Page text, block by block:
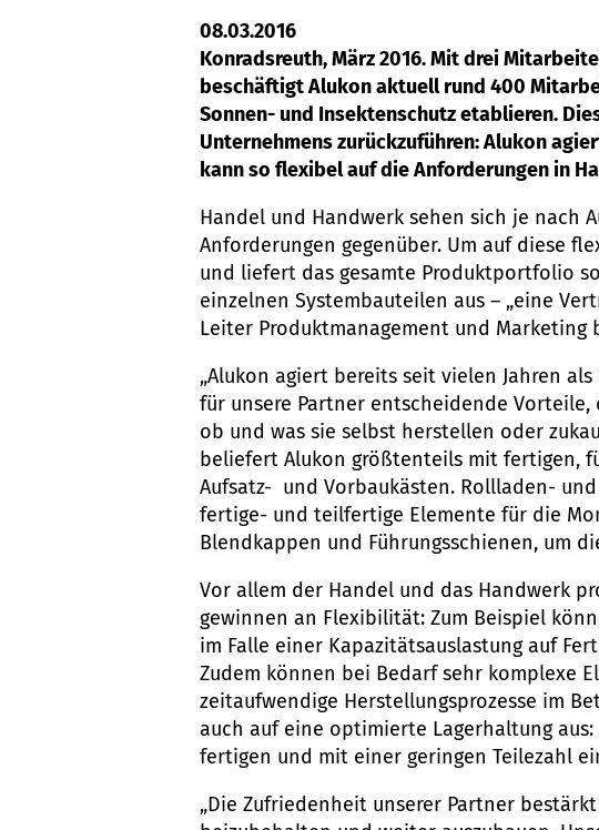
08.03.2016
Konradsreuth, März 2016. Mit drei
beschäftigt Alukon aktuell rund 400
Sonnen- und Insektenschutz etablieren.
Unternehmens zurückzuführen: Alukon
kann so flexibel auf die Anforderungen in
Handel und Handwerk sehen sich je nach
Anforderungen gegenüber. Um auf diese
und liefert das gesamte Produktportfolio
einzelnen Systembauteilen aus – „eine
Leiter Produktmanagement und Marketing
„Alukon agiert bereits seit vielen Jahren
für unsere Partner entscheidende
ob und was sie selbst herstellen oder
beliefert Alukon größtenteils mit fertigen,
Aufsatz- und Vorbaukästen. Rollladen-
fertige- und teilfertige Elemente für die
Blendkappen und Führungsschienen, um
Vor allem der Handel und das Handwerk
gewinnen an Flexibilität: Zum Beispiel
im Falle einer Kapazitätsauslastung auf
Zudem können bei Bedarf sehr komplexe
zeitaufwendige Herstellungsprozesse im
auch auf eine optimierte Lagerhaltung
fertigen und mit einer geringen Teilezahl
„Die Zufriedenheit unserer Partner